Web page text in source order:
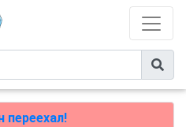
переехал!